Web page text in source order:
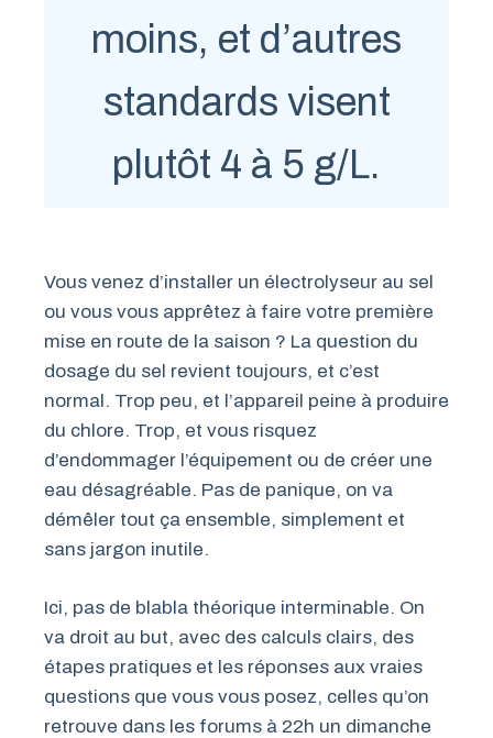
moins, et d’autres
standards visent
plutôt 4 à 5 g/L.
Vous venez d’installer un électrolyseur au sel
ou vous vous apprêtez à faire votre première
mise en route de la saison ? La question du
dosage du sel revient toujours, et c’est
normal. Trop peu, et l’appareil peine à produire
du chlore. Trop, et vous risquez
d’endommager l’équipement ou de créer une
eau désagréable. Pas de panique, on va
démêler tout ça ensemble, simplement et
sans jargon inutile.
Ici, pas de blabla théorique interminable. On
va droit au but, avec des calculs clairs, des
étapes pratiques et les réponses aux vraies
questions que vous vous posez, celles qu’on
retrouve dans les forums à 22h un dimanche